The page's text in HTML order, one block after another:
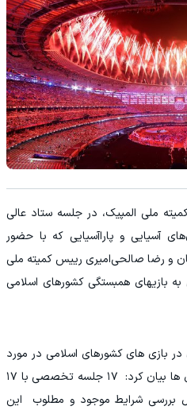
ملی المپیک، در جلسه ستاد عالی
آسیایی و پاراآسیایی که با حضور
و رضا صالحی‌امیری رییس کمیته ملی
به بازیهای همبستگی کشورهای اسلامی
بازی های کشورهای اسلامی در مورد
رشته های اعزامی به این دوره از بازی ها بیان کرد: ۱۷ جلسه تخصصی با ۱۷
بررسی شرایط موجود و مطلوب این